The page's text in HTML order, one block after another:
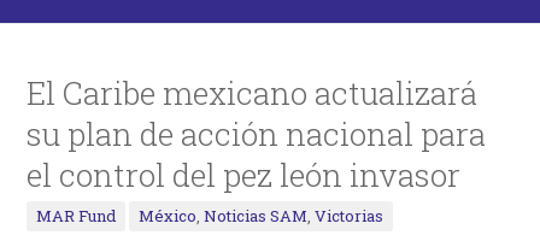
El Caribe mexicano actualizará
su plan de acción nacional para
el control del pez león invasor
MAR Fund México,Noticias SAM,Victorias